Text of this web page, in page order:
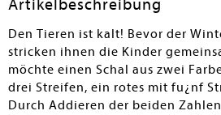
Artikelbeschreibung
Den Tieren ist kalt! Bevor der
stricken ihnen die Kinder
möchte einen Schal aus zwei
drei Streifen, ein rotes mit fu¿nf
Durch Addieren der beiden